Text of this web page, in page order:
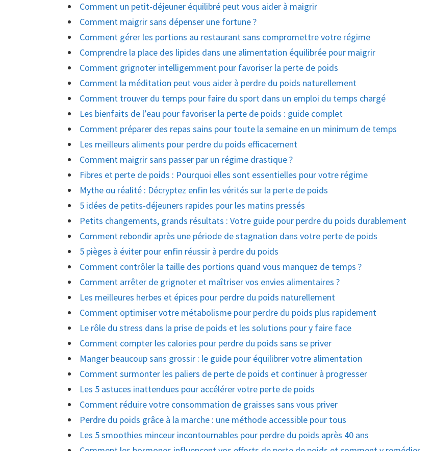
Comment un petit-déjeuner équilibré peut vous aider à maigrir
Comment maigrir sans dépenser une fortune ?
Comment gérer les portions au restaurant sans compromettre votre régime
Comprendre la place des lipides dans une alimentation équilibrée pour maigrir
Comment grignoter intelligemment pour favoriser la perte de poids
Comment la méditation peut vous aider à perdre du poids naturellement
Comment trouver du temps pour faire du sport dans un emploi du temps chargé
Les bienfaits de l’eau pour favoriser la perte de poids : guide complet
Comment préparer des repas sains pour toute la semaine en un minimum de temps
Les meilleurs aliments pour perdre du poids efficacement
Comment maigrir sans passer par un régime drastique ?
Fibres et perte de poids : Pourquoi elles sont essentielles pour votre régime
Mythe ou réalité : Décryptez enfin les vérités sur la perte de poids
5 idées de petits-déjeuners rapides pour les matins pressés
Petits changements, grands résultats : Votre guide pour perdre du poids durablement
Comment rebondir après une période de stagnation dans votre perte de poids
5 pièges à éviter pour enfin réussir à perdre du poids
Comment contrôler la taille des portions quand vous manquez de temps ?
Comment arrêter de grignoter et maîtriser vos envies alimentaires ?
Les meilleures herbes et épices pour perdre du poids naturellement
Comment optimiser votre métabolisme pour perdre du poids plus rapidement
Le rôle du stress dans la prise de poids et les solutions pour y faire face
Comment compter les calories pour perdre du poids sans se priver
Manger beaucoup sans grossir : le guide pour équilibrer votre alimentation
Comment surmonter les paliers de perte de poids et continuer à progresser
Les 5 astuces inattendues pour accélérer votre perte de poids
Comment réduire votre consommation de graisses sans vous priver
Perdre du poids grâce à la marche : une méthode accessible pour tous
Les 5 smoothies minceur incontournables pour perdre du poids après 40 ans